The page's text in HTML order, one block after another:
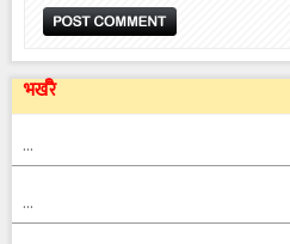
भर्खरै
…
…